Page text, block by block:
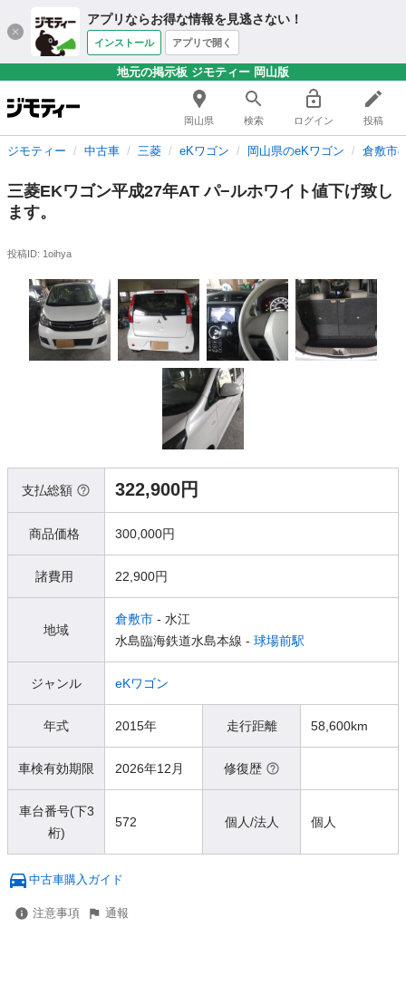
アプリならお得な情報を見逃さない！
インストール アプリで開く
地元の掲示板 ジモティー 岡山版
岡山県 検索 ログイン 投稿
ジモティー 中古車 三菱 eKワゴン 岡山県のeKワゴン 倉敷市
三菱EKワゴン平成27年AT パ−ルホワイト値下げ致し
ます。
投稿ID: 1oihya
支払総額 322,900円
商品価格 300,000円
諸費用 22,900円
地域
倉敷市 - 水江
水島臨海鉄道水島本線 - 球場前駅
ジャンル eKワゴン
年式 2015年 走行距離 58,600km
車検有効期限 2026年12月 修復歴
車台番号(下3
桁)
572 個人/法人 個人
中古車購入ガイド
注意事項 通報